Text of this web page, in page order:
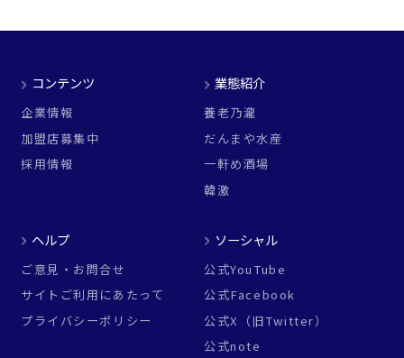
コンテンツ
企業情報
加盟店募集中
採用情報
業態紹介
養老乃瀧
だんまや水産
一軒め酒場
韓激
ヘルプ
ご意見・お問合せ
サイトご利用にあたって
プライバシーポリシー
ソーシャル
公式YouTube
公式Facebook
公式X（旧Twitter）
公式note